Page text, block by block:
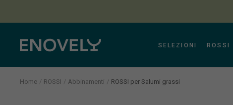
SELEZIONI ROSSI
Home ROSSI Abbinamenti ROSSI per Salumi grassi